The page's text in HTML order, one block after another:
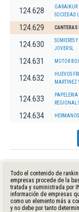
124.628
GARAIKUR
SOCIEDAD
124.629 CANTERAS
124.630
SOMIERES
JOVER SL
124.631 MOTOR
124.632
HUEVOS
MARTINEZ
124.633
REGIONAL
124.634 HERMANOS
Todo el contenido de
empresas procede de la
tratada y suministrada por
información de empresas
como un elemento más a
y no debe por tanto